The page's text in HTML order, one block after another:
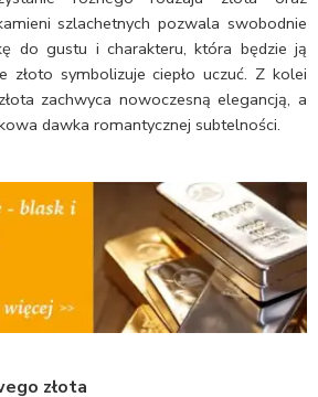
szlachetnych pozwala swobodnie
do gustu i charakteru, która będzie ją
złoto symbolizuje ciepło uczuć. Z kolei
zachwyca nowoczesną elegancją, a
dawka romantycznej subtelności.
złota